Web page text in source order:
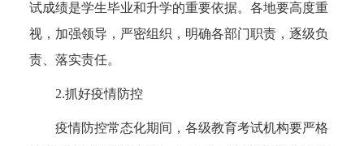
试成绩是学生毕业和升学的重要依据。各地要高度重
视，加强领导，严密组织，明确各部门职责，逐级负
责、落实责任。
2.抓好疫情防控
疫情防控常态化期间，各级教育考试机构要严格